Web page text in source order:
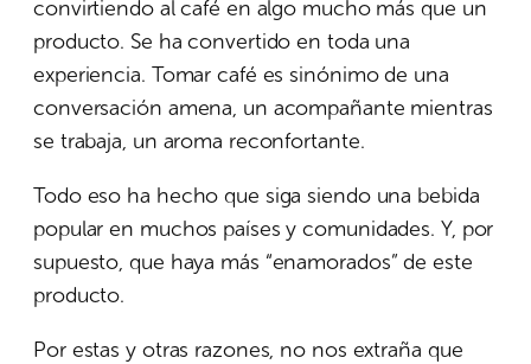
convirtiendo al café en algo mucho más que un
producto. Se ha convertido en toda una
experiencia. Tomar café es sinónimo de una
conversación amena, un acompañante mientras
se trabaja, un aroma reconfortante.
Todo eso ha hecho que siga siendo una bebida
popular en muchos países y comunidades. Y, por
supuesto, que haya más “enamorados” de este
producto.
Por estas y otras razones, no nos extraña que